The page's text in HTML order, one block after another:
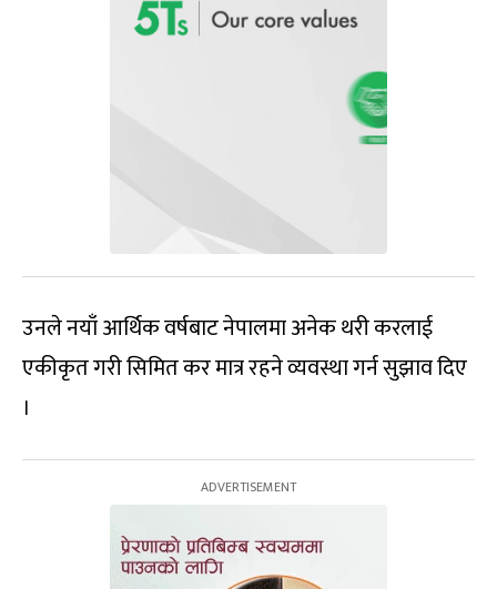
उनले नयाँ आर्थिक वर्षबाट नेपालमा अनेक थरी करलाई
एकीकृत गरी सिमित कर मात्र रहने व्यवस्था गर्न सुझाव दिए
।